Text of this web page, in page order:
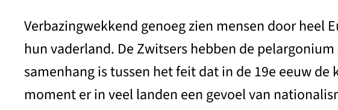
Verbazingwekkend genoeg zien mensen door heel
hun vaderland. De Zwitsers hebben de
samenhang is tussen het feit dat in de 19e eeuw
moment er in veel landen een gevoel van